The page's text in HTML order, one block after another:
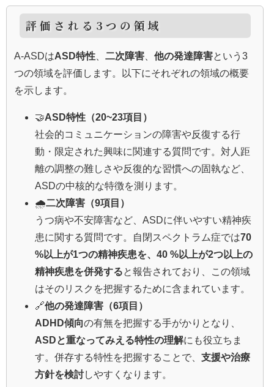
評価される3つの領域
A‑ASDはASD特性 二次障害 他の発達障害という3
つの領域を評価します。以下にそれぞれの領域の概要
を示します。
🤝ASD特性（20~23項目）
社会的コミュニケーションの障害や反復する行
動・限定された興味に関連する質問です。対人距
離の調整の難しさや反復的な習慣への固執など、
ASDの中核的な特徴を測ります。
🌧️二次障害（9項目）
うつ病や不安障害など、ASDに伴いやすい精神疾
患に関する質問です。自閉スペクトラム症では70
%以上が1つの精神疾患を、40 %以上が2つ以上の
精神疾患を併発すると報告されており、この領域
はそのリスクを把握するために含まれています。
🔗他の発達障害（6項目）
ADHD傾向の有無を把握する手がかりとなり、
ASDと重なってみえる特性の理解にも役立ちま
す。併存する特性を把握することで、支援や治療
方針を検討しやすくなります。